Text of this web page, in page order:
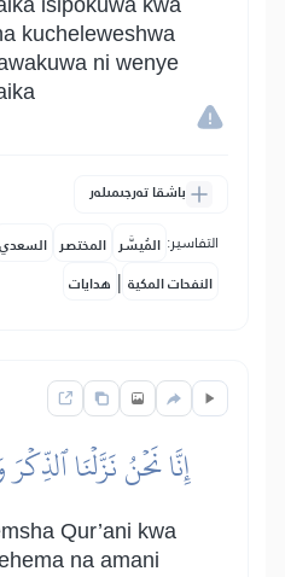
isipokuwa kwa
kucheleweshwa
ni wenye
باشقا تەرجىمىلەر
التفاسير: المُيسَّر المختصر السعدي
النفحات المكية | هدايات
إِنَّا نَحۡنُ نَزَّلۡنَا
Qur’ani kwa
na amani